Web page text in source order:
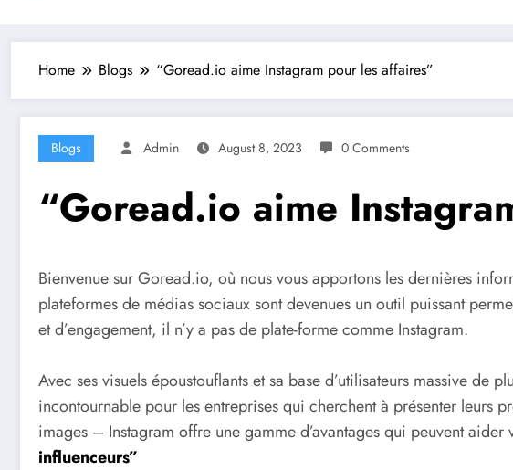
Home Blogs “Goread.io aime Instagram pour les affaires”
Blogs Admin August 8, 2023 0 Comments
“Goread.io aime
Bienvenue sur Goread.io, où nous vous apportons les dernières
plateformes de médias sociaux sont devenues un outil puissant
et d’engagement, il n’y a pas de plate-forme comme Instagram.
Avec ses visuels époustouflants et sa base d’utilisateurs massive de
incontournable pour les entreprises qui cherchent à présenter leurs
images – Instagram offre une gamme d’avantages qui peuvent
influenceurs”